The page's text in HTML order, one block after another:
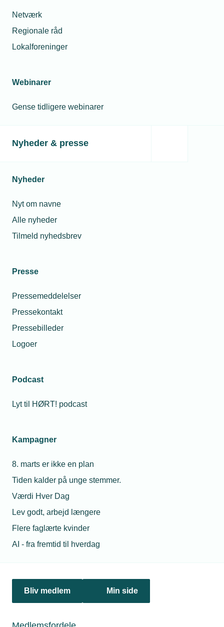
Netværk
Regionale råd
Lokalforeninger
Webinarer
Gense tidligere webinarer
Nyheder & presse
Nyheder
Nyt om navne
Alle nyheder
Tilmeld nyhedsbrev
Presse
Pressemeddelelser
Pressekontakt
Pressebilleder
Logoer
Podcast
Lyt til HØRT! podcast
Kampagner
8. marts er ikke en plan
Tiden kalder på unge stemmer.
Værdi Hver Dag
Lev godt, arbejd længere
Flere faglærte kvinder
AI - fra fremtid til hverdag
Bliv medlem Min side
Politik & analyse
jura@tekniq.dk
tekniq@tekniq.dk